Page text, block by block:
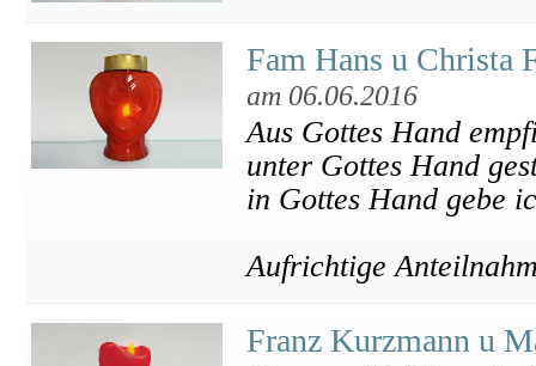
Fam Hans u Christa
am 06.06.2016
Aus Gottes Hand
unter Gottes Hand
in Gottes Hand gebe
Aufrichtige
Franz Kurzmann u